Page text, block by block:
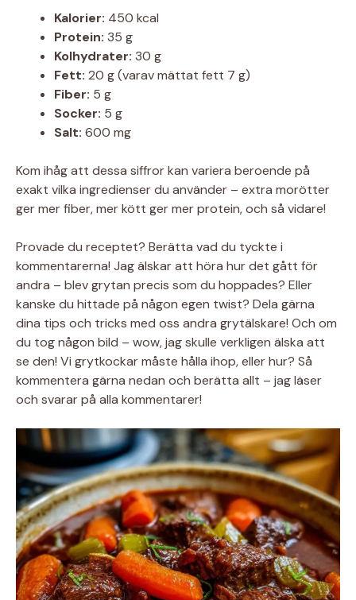
Kalorier: 450 kcal
Protein: 35 g
Kolhydrater: 30 g
Fett: 20 g (varav mättat fett 7 g)
Fiber: 5 g
Socker: 5 g
Salt: 600 mg
Kom ihåg att dessa siffror kan variera beroende på
exakt vilka ingredienser du använder – extra morötter
ger mer fiber, mer kött ger mer protein, och så vidare!
Provade du receptet? Berätta vad du tyckte i
kommentarerna! Jag älskar att höra hur det gått för
andra – blev grytan precis som du hoppades? Eller
kanske du hittade på någon egen twist? Dela gärna
dina tips och tricks med oss andra grytälskare! Och om
du tog någon bild – wow, jag skulle verkligen älska att
se den! Vi grytkockar måste hålla ihop, eller hur? Så
kommentera gärna nedan och berätta allt – jag läser
och svarar på alla kommentarer!